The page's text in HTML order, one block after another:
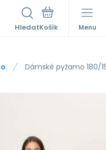
Hledat Menu
Dámské pyžamo 180/